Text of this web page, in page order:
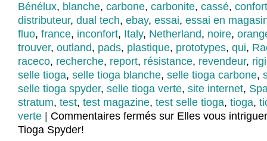
Bénélux, blanche, carbone, carbonite, cassé, confort
distributeur, dual tech, ebay, essai, essai en
fluo, france, inconfort, Italy, Netherland, noire,
trouver, outland, pads, plastique, prototypes, qui,
raceco, recherche, report, résistance, revendeur,
selle tioga, selle tioga blanche, selle tioga carbone,
selle tioga spyder, selle tioga verte, site internet,
stratum, test, test magazine, test selle tioga, tioga,
verte
Commentaires fermés sur Elles vous
Tioga Spyder!